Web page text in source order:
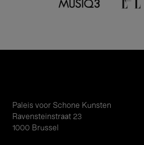
Paleis voor Schone Kunsten
Ravensteinstraat 23
1000 Brussel